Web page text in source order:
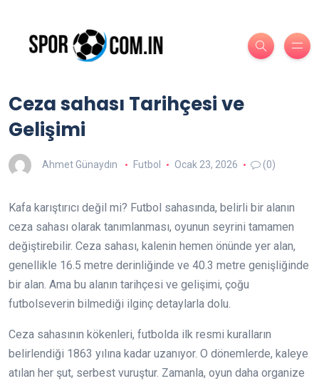
Ceza sahası Tarihçesi ve
Gelişimi
Ahmet Günaydın Futbol Ocak 23, 2026 (0)
Kafa karıştırıcı değil mi? Futbol sahasında, belirli bir alanın
ceza sahası olarak tanımlanması, oyunun seyrini tamamen
değiştirebilir. Ceza sahası, kalenin hemen önünde yer alan,
genellikle 16.5 metre derinliğinde ve 40.3 metre genişliğinde
bir alan. Ama bu alanın tarihçesi ve gelişimi, çoğu
futbolseverin bilmediği ilginç detaylarla dolu.
Ceza sahasının kökenleri, futbolda ilk resmi kuralların
belirlendiği 1863 yılına kadar uzanıyor. O dönemlerde, kaleye
atılan her şut, serbest vuruştur. Zamanla, oyun daha organize